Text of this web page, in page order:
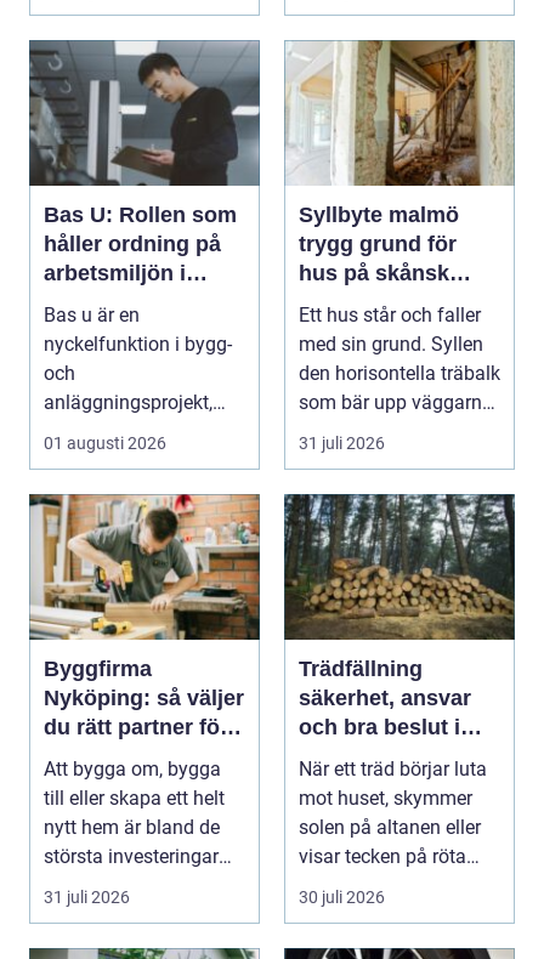
Bas U: Rollen som
håller ordning på
arbetsmiljön i
byggprojekt
Bas u är en
nyckelfunktion i bygg-
och
anläggningsprojekt,
med ansvar för att
arbetsm...
01 augusti 2026
Syllbyte malmö
trygg grund för
hus på skånsk
mark
Ett hus står och faller
med sin grund. Syllen
den horisontella träbalk
som bär upp väggarna
mot pla...
31 juli 2026
Byggfirma
Nyköping: så väljer
du rätt partner för
ditt projekt
Att bygga om, bygga
till eller skapa ett helt
nytt hem är bland de
största investeringar
m...
31 juli 2026
Trädfällning
säkerhet, ansvar
och bra beslut i
trädgården
När ett träd börjar luta
mot huset, skymmer
solen på altanen eller
visar tecken på röta
uppstår ofta...
30 juli 2026